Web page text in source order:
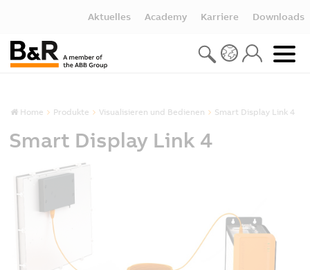
Aktuelles Academy Karriere Downloads
Home Produkte Visualisieren und Bedienen Smart Display Link 4
Smart Display Link 4